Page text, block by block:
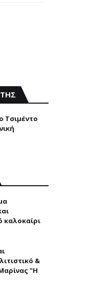
Τσιμέντο
καλοκαίρι
&
"Η